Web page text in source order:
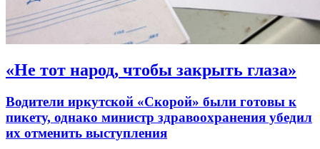
«Не тот народ, чтобы закрыть глаза»
Водители иркутской «Скорой» были готовы к
пикету, однако министр здравоохранения убедил
их отменить выступления